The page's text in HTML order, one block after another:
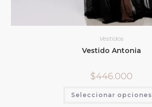
Vestidos
Vestido Antonia
$446.000
Seleccionar opciones